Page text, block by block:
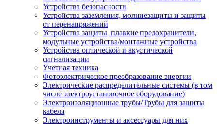
Устройства безопасности
Устройства заземления, молниезащиты и защиты
от перенапряжений
Устройства защиты, плавкие предохранители,
модульные устройства/монтажные устройства
Устройства оптической и акустической
сигнализации
Учетная техника
Фотоэлектрическое преобразование энергии
Электрические распределительные системы (в том
числе электроустановочное оборудование)
Электроизоляционные трубы/Трубы для защиты
кабеля
Электроинструменты и аксессуары для них